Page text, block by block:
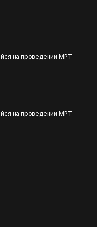
на проведении МРТ
на проведении МРТ